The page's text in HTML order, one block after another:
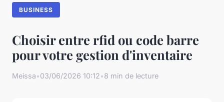
BUSINESS
Choisir entre rfid ou code barre
pour votre gestion d'inventaire
Meissa•03/06/2026 10:12•8 min de lecture